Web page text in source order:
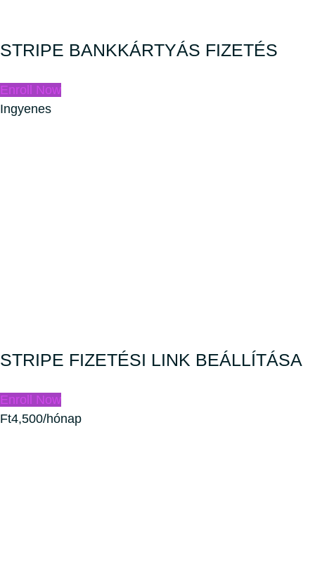
STRIPE BANKKÁRTYÁS FIZETÉS
Enroll Now
Ingyenes
STRIPE FIZETÉSI LINK BEÁLLÍTÁSA
Enroll Now
Ft4,500/hónap